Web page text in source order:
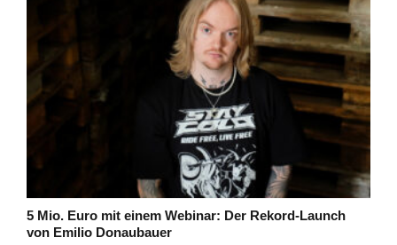
5 Mio. Euro mit einem Webinar: Der Rekord-Launch
von Emilio Donaubauer